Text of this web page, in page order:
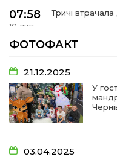
07:58
10 лип
Тричі
10 лип
13:30
06 лип
Від
14:18
01 лип
ФОТОФАКТ
21.12.2025
У
03.04.2025